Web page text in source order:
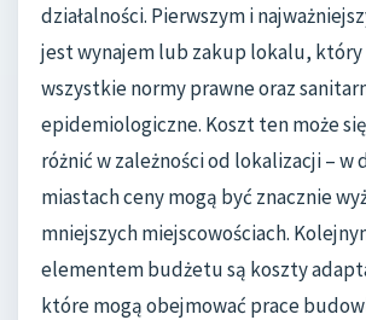
działalności. Pierwszym i
jest wynajem lub zakup lokalu, który
wszystkie normy prawne oraz
epidemiologiczne. Koszt ten może
różnić w zależności od lokalizacji – w
miastach ceny mogą być znacznie
mniejszych miejscowościach.
elementem budżetu są koszty
które mogą obejmować prace